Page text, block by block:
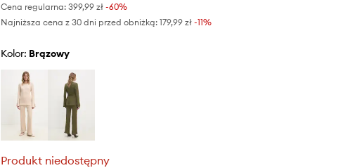
Cena regularna: 399,99 zł-60%
Najniższa cena z 30 dni przed obniżką: 179,99 zł -11%
Kolor: brązowy
Produkt niedostępny